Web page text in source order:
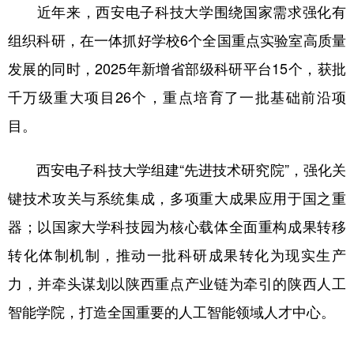
近年来，西安电子科技大学围绕国家需求强化有
组织科研，在一体抓好学校6个全国重点实验室高质量
发展的同时，2025年新增省部级科研平台15个，获批
千万级重大项目26个，重点培育了一批基础前沿项
目。
西安电子科技大学组建“先进技术研究院”，强化关
键技术攻关与系统集成，多项重大成果应用于国之重
器；以国家大学科技园为核心载体全面重构成果转移
转化体制机制，推动一批科研成果转化为现实生产
力，并牵头谋划以陕西重点产业链为牵引的陕西人工
智能学院，打造全国重要的人工智能领域人才中心。